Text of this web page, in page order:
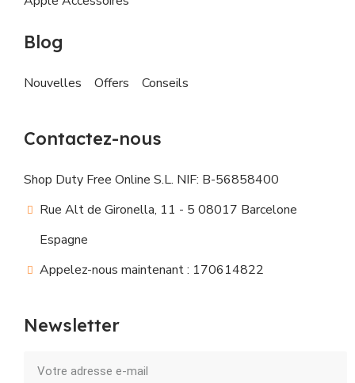
Blog
Nouvelles Offers Conseils
Contactez-nous
Shop Duty Free Online S.L. NIF: B-56858400
Rue Alt de Gironella, 11 - 5 08017 Barcelone
Espagne
Appelez-nous maintenant : 170614822
Newsletter